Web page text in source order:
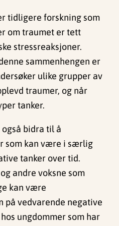
tidligere forskning som
om traumet er tett
stressreaksjoner.
sammenhengen er
ulike grupper av
traumer, og når
tanker.
bidra til å
som kan være i særlig
tanker over tid.
andre voksne som
kan være
på vedvarende negative
ungdommer som har